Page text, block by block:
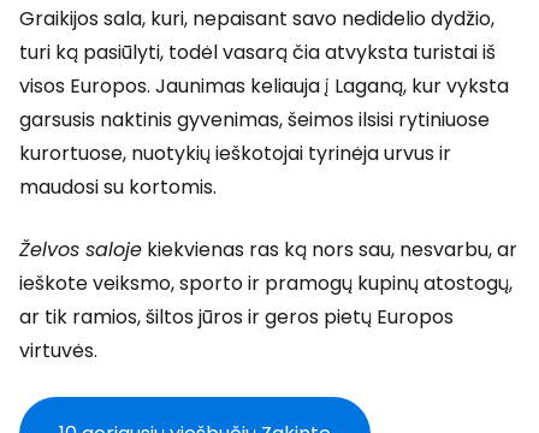
Graikijos sala, kuri, nepaisant savo nedidelio dydžio,
turi ką pasiūlyti, todėl vasarą čia atvyksta turistai iš
visos Europos. Jaunimas keliauja į Laganą, kur vyksta
garsusis naktinis gyvenimas, šeimos ilsisi rytiniuose
kurortuose, nuotykių ieškotojai tyrinėja urvus ir
maudosi su kortomis.
Želvos saloje kiekvienas ras ką nors sau, nesvarbu, ar
ieškote veiksmo, sporto ir pramogų kupinų atostogų,
ar tik ramios, šiltos jūros ir geros pietų Europos
virtuvės.